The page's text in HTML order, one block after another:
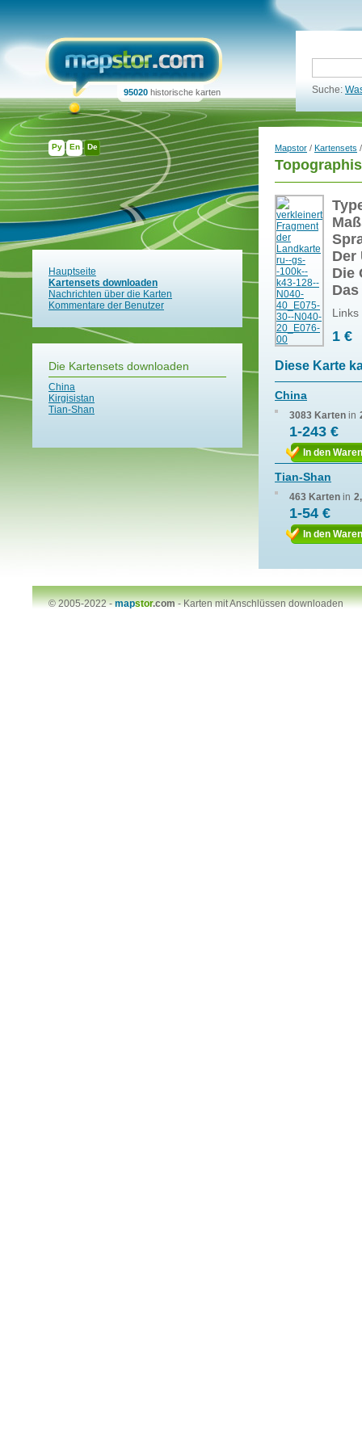
Ру En De
95020 historische karten Suche:
Hauptseite
Kartensets downloaden
Nachrichten über die Karten
Kommentare der Benutzer
Die Kartensets downloaden
China
Kirgisistan
Tian-Shan
Mapstor / Kartensets
Der
Die
1 €
Diese Karte
China
3083 Karten in
1-243 €
In den
Tian-Shan
463 Karten in
1-54 €
In den
© 2005-2022 -mapstor.com-Karten mit Anschlüssen downloaden